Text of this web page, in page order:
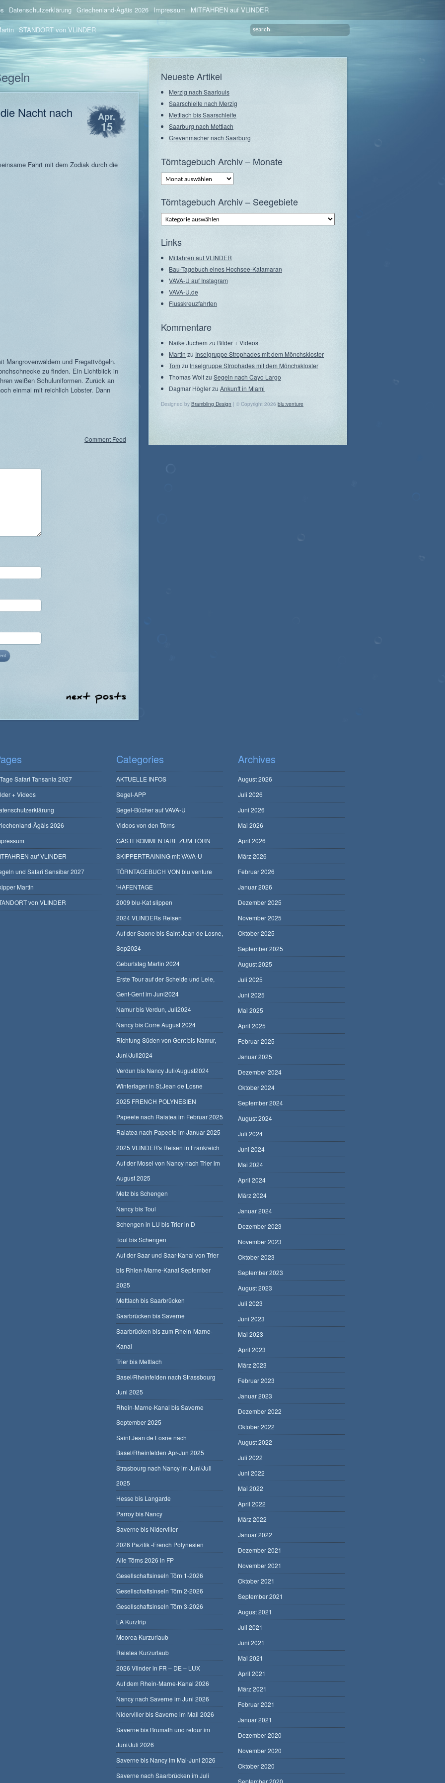
Datenschutzerklärung Griechenland-Ägäis 2026 Impressum MITFAHREN auf VLINDER
STANDORT von VLINDER
Nacht nach Apr.
15
Fahrt mit dem Zodiak durch die
Mangrovenwäldern und Fregattvögeln.
zu finden. Ein Lichtblick in
weißen Schuluniformen. Zurück an
einmal mit reichlich Lobster. Dann
Comment Feed
Neueste Artikel
Merzig nach Saarlouis
Saarschleife nach Merzig
Mettlach bis Saarschleife
Saarburg nach Mettlach
Grevenmacher nach Saarburg
Törntagebuch Archiv – Monate
Törntagebuch
Archiv
–
Törntagebuch Archiv – Seegebiete
Törntagebuch
Archiv
–
Links
Mitfahren auf VLINDER
Bau-Tagebuch eines Hochsee-Katamaran
VAVA-U auf Instagram
VAVA-U.de
Flusskreuzfahrten
Kommentare
Naike Juchemzu Bilder + Videos
Martin zu Inselgruppe Strophades mit dem Mönchskloster
Tom zu Inselgruppe Strophades mit dem Mönchskloster
Thomas Wolfzu Segeln nach Cayo Largo
Dagmar Höglerzu Ankunft in Miami
Designed by Brambling Design | © Copyright 2026 blu:venture
Safari Tansania 2027
+ Videos
Ägäis 2026
auf VLINDER
und Safari Sansibar 2027
Martin
von VLINDER
Categories
AKTUELLE INFOS
Segel-APP
Segel-Bücher auf VAVA-U
Videos von den Törns
GÄSTEKOMMENTARE ZUM TÖRN
SKIPPERTRAINING mit VAVA-U
TÖRNTAGEBUCH VON blu:venture
'HAFENTAGE
2009 blu-Kat slippen
2024 VLINDERs Reisen
Auf der Saone bis Saint Jean de Losne,
Sep2024
Geburtstag Martin 2024
Erste Tour auf der Schelde und Leie,
Gent-Gent im Juni2024
Namur bis Verdun, Juli2024
Nancy bis Corre August 2024
Richtung Süden von Gent bis Namur,
Juni/Juli2024
Verdun bis Nancy Juli/August2024
Winterlager in St.Jean de Losne
2025 FRENCH POLYNESIEN
Papeete nach Raiatea im Februar 2025
Raiatea nach Papeete im Januar 2025
2025 VLINDER's Reisen in Frankreich
Auf der Mosel von Nancy nach Trier im
August 2025
Metz bis Schengen
Nancy bis Toul
Schengen in LU bis Trier in D
Toul bis Schengen
Auf der Saar und Saar-Kanal von Trier
bis Rhien-Marne-Kanal September
2025
Mettlach bis Saarbrücken
Saarbrücken bis Saverne
Saarbrücken bis zum Rhein-Marne-
Kanal
Trier bis Mettlach
Basel/Rheinfelden nach Strassbourg
Juni 2025
Rhein-Marne-Kanal bis Saverne
September 2025
Saint Jean de Losne nach
Basel/Rheinfelden Apr-Jun 2025
Strasbourg nach Nancy im Juni/Juli
2025
Hesse bis Langarde
Parroy bis Nancy
Saverne bis Niderviller
2026 Pazifik -French Polynesien
Alle Törns 2026 in FP
Gesellschaftsinseln Törn 1-2026
Gesellschaftsinseln Törn 2-2026
Gesellschaftsinseln Törn 3-2026
LA Kurztrip
Moorea Kurzurlaub
Raiatea Kurzurlaub
2026 Vlinder in FR – DE – LUX
Auf dem Rhein-Marne-Kanal 2026
Nancy nach Saverne im Juni 2026
Niderviller bis Saverne im Mail 2026
Saverne bis Brumath und retour im
Juni/Juli 2026
Saverne bis Nancy im Mai-Juni 2026
Saverne nach Saarbrücken im Juli
Archives
August 2026
Juli 2026
Juni 2026
Mai 2026
April 2026
März 2026
Februar 2026
Januar 2026
Dezember 2025
November 2025
Oktober 2025
September 2025
August 2025
Juli 2025
Juni 2025
Mai 2025
April 2025
Februar 2025
Januar 2025
Dezember 2024
Oktober 2024
September 2024
August 2024
Juli 2024
Juni 2024
Mai 2024
April 2024
März 2024
Januar 2024
Dezember 2023
November 2023
Oktober 2023
September 2023
August 2023
Juli 2023
Juni 2023
Mai 2023
April 2023
März 2023
Februar 2023
Januar 2023
Dezember 2022
Oktober 2022
August 2022
Juli 2022
Juni 2022
Mai 2022
April 2022
März 2022
Januar 2022
Dezember 2021
November 2021
Oktober 2021
September 2021
August 2021
Juli 2021
Juni 2021
Mai 2021
April 2021
März 2021
Februar 2021
Januar 2021
Dezember 2020
November 2020
Oktober 2020
September 2020